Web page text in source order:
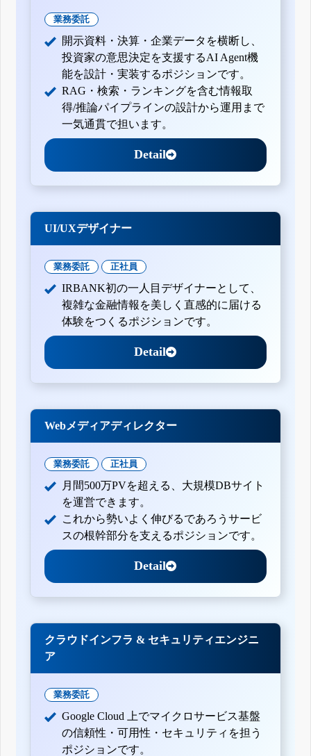
業務委託
開示資料・決算・企業データを横断し、
投資家の意思決定を支援するAI Agent機
能を設計・実装するポジションです。
RAG・検索・ランキングを含む情報取
得/推論パイプラインの設計から運用まで
一気通貫で担います。
Detail
UI/UXデザイナー
業務委託 正社員
IRBANK初の一人目デザイナーとして、
複雑な金融情報を美しく直感的に届ける
体験をつくるポジションです。
Detail
Webメディアディレクター
業務委託 正社員
月間500万PVを超える、大規模DBサイト
を運営できます。
これから勢いよく伸びるであろうサービ
スの根幹部分を支えるポジションです。
Detail
クラウドインフラ & セキュリティエンジニ
ア
業務委託
Google Cloud 上でマイクロサービス基盤
の信頼性・可用性・セキュリティを担う
ポジションです。